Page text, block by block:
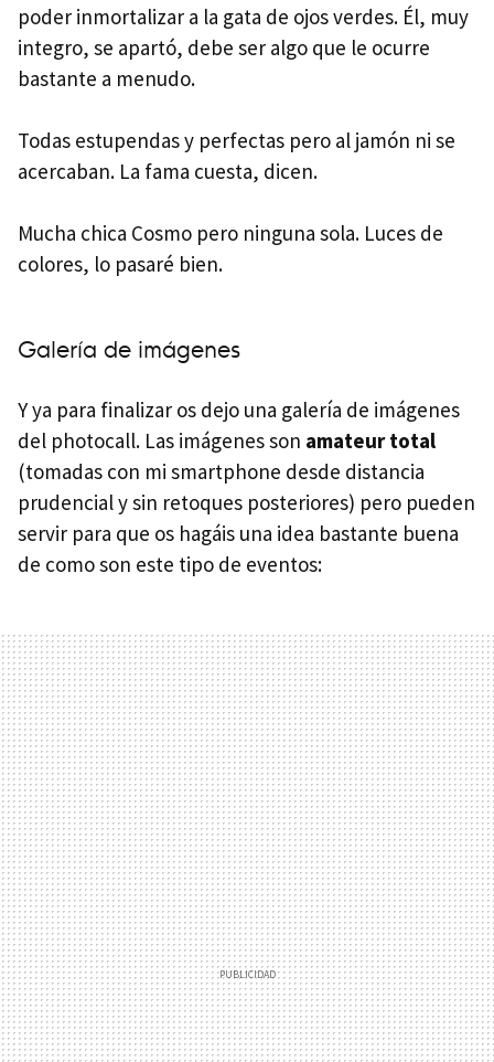
poder inmortalizar a la gata de ojos verdes. Él, muy
integro, se apartó, debe ser algo que le ocurre
bastante a menudo.
Todas estupendas y perfectas pero al jamón ni se
acercaban. La fama cuesta, dicen.
Mucha chica Cosmo pero ninguna sola. Luces de
colores, lo pasaré bien.
Galería de imágenes
Y ya para finalizar os dejo una galería de imágenes
del photocall. Las imágenes son amateur total
(tomadas con mi smartphone desde distancia
prudencial y sin retoques posteriores) pero pueden
servir para que os hagáis una idea bastante buena
de como son este tipo de eventos: